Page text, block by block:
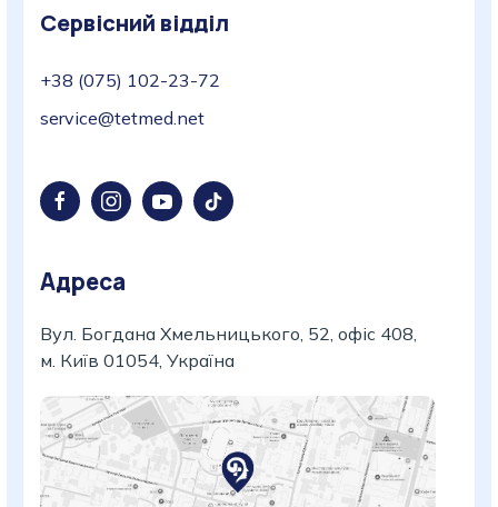
Сервісний відділ
+38 (075) 102-23-72
service@tetmed.net
Адреса
Вул. Богдана Хмельницького, 52, офіс 408,
м. Київ 01054, Україна